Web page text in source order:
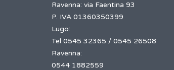
Ravenna: via Faentina 93
P. IVA 01360350399
Lugo:
Tel 0545 32365 / 0545 26508
Ravenna:
0544 1882559